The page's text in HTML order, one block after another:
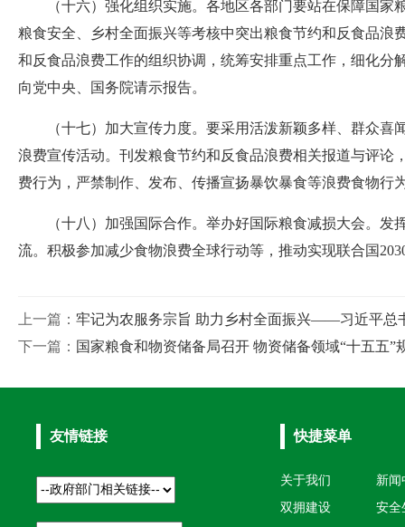
（十六）强化组织实施。各地区各部门要站在保障国
粮食安全、乡村全面振兴等考核中突出粮食节约和反食品
和反食品浪费工作的组织协调，统筹安排重点工作，细化
向党中央、国务院请示报告。
（十七）加大宣传力度。要采用活泼新颖多样、群众
浪费宣传活动。刊发粮食节约和反食品浪费相关报道与评
费行为，严禁制作、发布、传播宣扬暴饮暴食等浪费食物行
（十八）加强国际合作。举办好国际粮食减损大会。
流。积极参加减少食物浪费全球行动等，推动实现联合国
上一篇： 牢记为农服务宗旨 助力乡村全面振兴——习近平总
下一篇： 国家粮食和物资储备局召开 物资储备领域“十五五”
友情链接 快捷菜单
关于我们
新闻
双拥建设
安全